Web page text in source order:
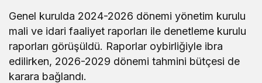
Genel kurulda 2024-2026 dönemi yönetim kurulu
mali ve idari faaliyet raporları ile denetleme kurulu
raporları görüşüldü. Raporlar oybirliğiyle ibra
edilirken, 2026-2029 dönemi tahmini bütçesi de
karara bağlandı.